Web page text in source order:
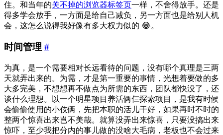
住。和当年的关不掉的浏览器标签页一样，不舍得放手。还是
得多学会放手，一方面是给自己减负，另一方面也是给别人机
会，这怎么说得我好像有多大权力似的 😂。
时间管理 #
为真，是一个需要相对长远看待的问题，没有哪个真理是三两
天就弄出来的。为需，才是第一重要的事情，光想着要做的多
大多完美，不想想再不做点为所需的东西，团队都快没了，还
谈什么理想。以一个明星项目养活俩仨探索项目，是我有时候
会偷偷使用的小伎俩，先把本职的活儿干好，如果再时不时的
整两个惊喜出来岂不美哉。就算没弄出来惊喜，只要没搞出来
惊吓，至少我把分内的事儿做的没啥大毛病，老板也不会过来